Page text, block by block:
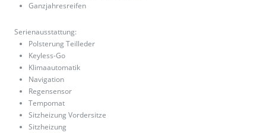
Ganzjahresreifen
Serienausstattung:
Polsterung Teilleder
Keyless-Go
Klimaautomatik
Navigation
Regensensor
Tempomat
Sitzheizung Vordersitze
Sitzheizung